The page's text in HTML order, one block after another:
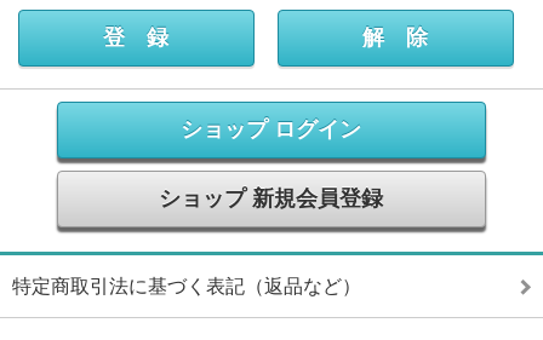
ショップ ログイン
ショップ 新規会員登録
特定商取引法に基づく表記（返品など）